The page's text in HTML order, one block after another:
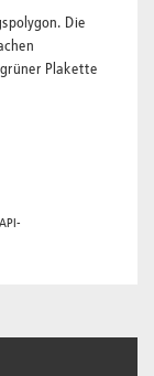
Die
Plakette
API-